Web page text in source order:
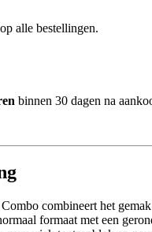
alle bestellingen.
binnen 30 dagen na
combineert het
formaat met een